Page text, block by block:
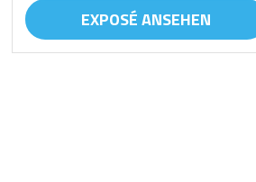
EXPOSÉ ANSEHEN